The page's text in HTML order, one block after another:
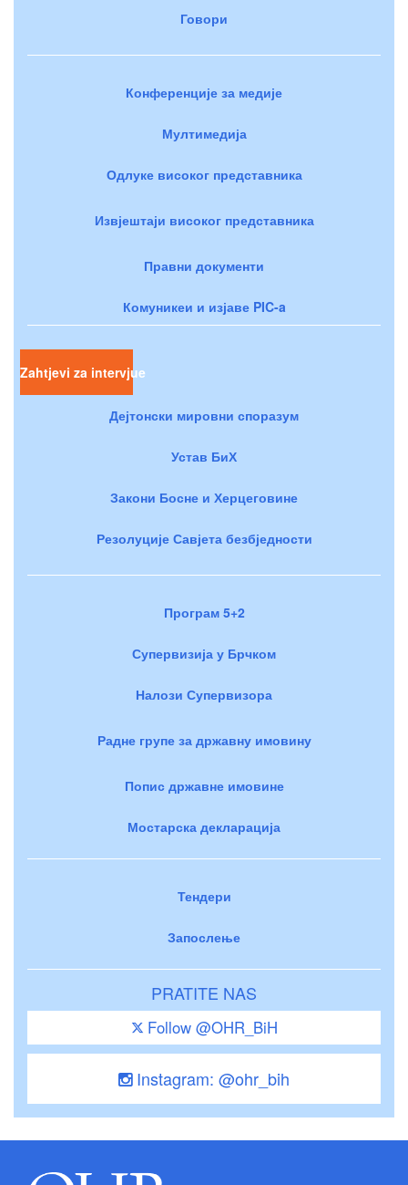
Говори
Конференције за медије
Мултимедија
Одлуке високог представника
Извјештаји високог представника
Правни документи
Комуникеи и изјаве PIC-a
Zahtjevi za intervjue
Дејтонски мировни споразум
Устав БиХ
Закони Босне и Херцеговине
Резолуције Савјета безбједности
Програм 5+2
Супервизија у Брчком
Налози Супервизора
Радне групе за државну имовину
Попис државне имовине
Мостарска декларација
Тендери
Запослење
PRATITE NAS
Follow @OHR_BiH
Instagram: @ohr_bih